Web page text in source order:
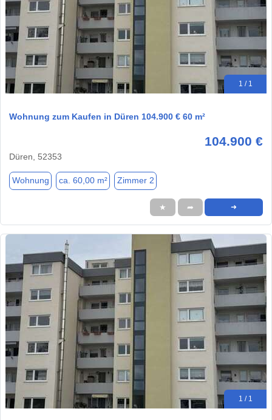
1 / 1
Wohnung zum Kaufen in Düren 104.900 € 60 m²
104.900 €
Düren, 52353
Wohnung ca. 60,00 m² Zimmer 2
★ ➦ ➜
1 / 1